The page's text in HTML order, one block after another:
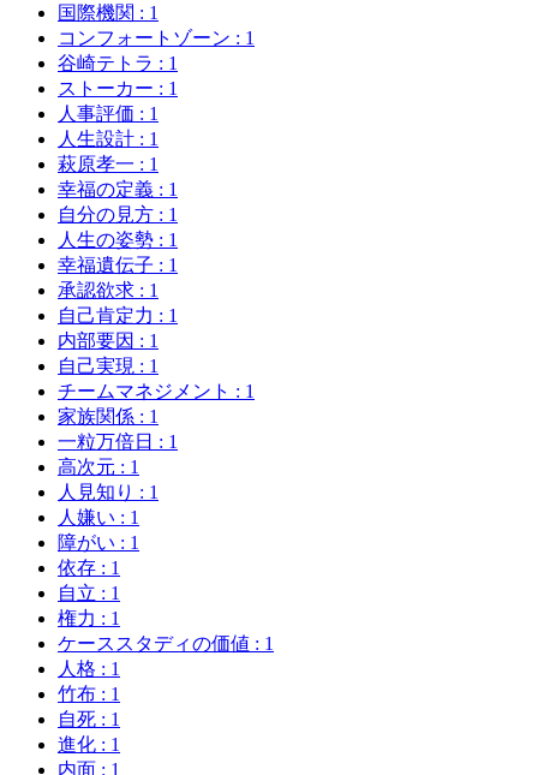
国際機関 : 1
コンフォートゾーン : 1
谷崎テトラ : 1
ストーカー : 1
人事評価 : 1
人生設計 : 1
萩原孝一 : 1
幸福の定義 : 1
自分の見方 : 1
人生の姿勢 : 1
幸福遺伝子 : 1
承認欲求 : 1
自己肯定力 : 1
内部要因 : 1
自己実現 : 1
チームマネジメント : 1
家族関係 : 1
一粒万倍日 : 1
高次元 : 1
人見知り : 1
人嫌い : 1
障がい : 1
依存 : 1
自立 : 1
権力 : 1
ケーススタディの価値 : 1
人格 : 1
竹布 : 1
自死 : 1
進化 : 1
内面 : 1